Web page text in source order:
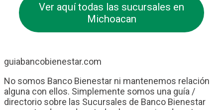
Ver aquí todas las sucursales en
Michoacan
guiabancobienestar.com
No somos Banco Bienestar ni mantenemos relación
alguna con ellos. Simplemente somos una guía /
directorio sobre las Sucursales de Banco Bienestar